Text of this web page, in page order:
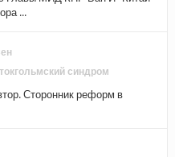
...
синдром
Сторонник реформ в